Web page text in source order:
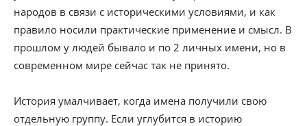
народов в связи с историческими условиями, и как
правило носили практические применение и смысл. В
прошлом у людей бывало и по 2 личных имени, но в
современном мире сейчас так не принято.
История умалчивает, когда имена получили свою
отдельную группу. Если углубится в историю